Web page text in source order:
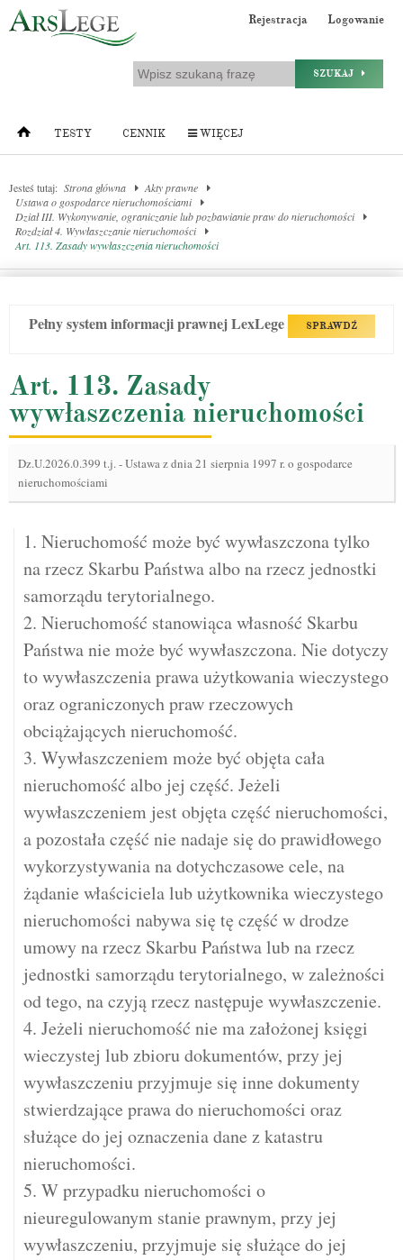
Rejestracja Logowanie
SZUKAJ
TESTY CENNIK WIĘCEJ
Jesteś tutaj: Strona główna
Akty prawne
Ustawa o gospodarce nieruchomościami
Dział III. Wykonywanie, ograniczanie lub pozbawianie praw do nieruchomości
Rozdział 4. Wywłaszczanie nieruchomości
Art. 113. Zasady wywłaszczenia nieruchomości
Pełny system informacji prawnej LexLege SPRAWDŹ
Art. 113. Zasady
wywłaszczenia nieruchomości
Dz.U.2026.0.399 t.j.-Ustawa z dnia 21 sierpnia 1997 r. o gospodarce
nieruchomościami
1. Nieruchomość może być wywłaszczona tylko
na rzecz Skarbu Państwa albo na rzecz jednostki
samorządu terytorialnego.
2. Nieruchomość stanowiąca własność Skarbu
Państwa nie może być wywłaszczona. Nie dotyczy
to wywłaszczenia prawa użytkowania wieczystego
oraz ograniczonych praw rzeczowych
obciążających nieruchomość.
3. Wywłaszczeniem może być objęta cała
nieruchomość albo jej część. Jeżeli
wywłaszczeniem jest objęta część nieruchomości,
a pozostała część nie nadaje się do prawidłowego
wykorzystywania na dotychczasowe cele, na
żądanie właściciela lub użytkownika wieczystego
nieruchomości nabywa się tę część w drodze
umowy na rzecz Skarbu Państwa lub na rzecz
jednostki samorządu terytorialnego, w zależności
od tego, na czyją rzecz następuje wywłaszczenie.
4. Jeżeli nieruchomość nie ma założonej księgi
wieczystej lub zbioru dokumentów, przy jej
wywłaszczeniu przyjmuje się inne dokumenty
stwierdzające prawa do nieruchomości oraz
służące do jej oznaczenia dane z katastru
nieruchomości.
5. W przypadku nieruchomości o
nieuregulowanym stanie prawnym, przy jej
wywłaszczeniu, przyjmuje się służące do jej